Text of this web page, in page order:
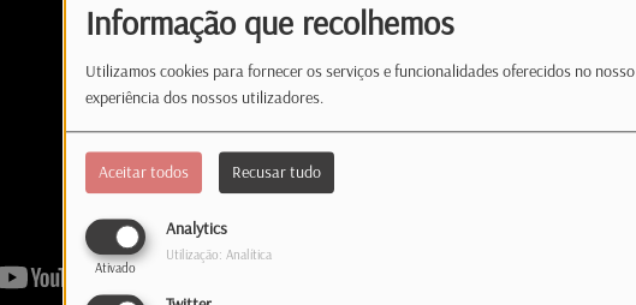
Informação que recolhemos
Utilizamos cookies para fornecer os serviços e funcionalidades oferecidos no
experiência dos nossos utilizadores.
Aceitar todos Recusar tudo
Analytics
Ativado
Utilização: Analítica